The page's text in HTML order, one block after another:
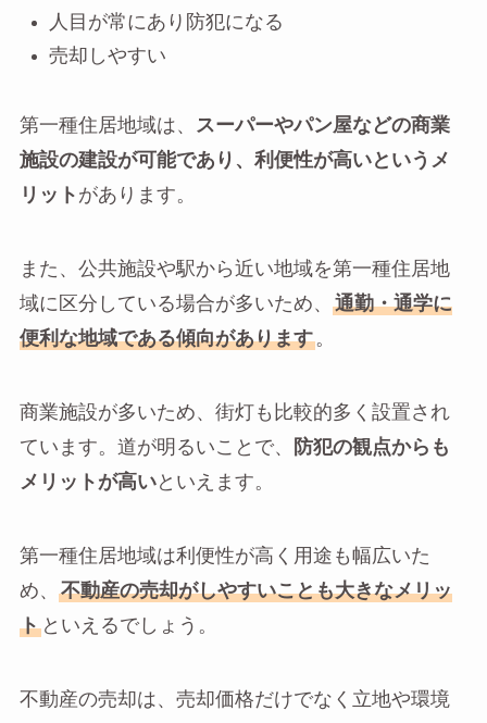
人目が常にあり防犯になる
売却しやすい
第一種住居地域は、 スーパーやパン屋などの商業
施設の建設が可能であり、利便性が高いというメ
リット があります。
また、公共施設や駅から近い地域を第一種住居地
域に区分している場合が多いため、
通勤・通学に
便利な地域である傾向があります。
商業施設が多いため、街灯も比較的多く設置され
ています。道が明るいことで、
防犯の観点からも
メリットが高いといえます。
第一種住居地域は利便性が高く用途も幅広いた
め、
不動産の売却がしやすいことも大きなメリッ
トといえるでしょう。
不動産の売却は、売却価格だけでなく立地や環境